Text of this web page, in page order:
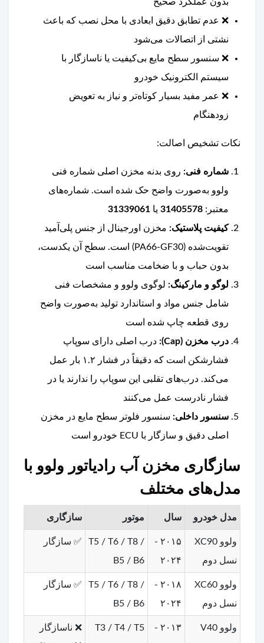
❌ عدم تطابق دقیق ابعادی با محل نصب که باعث
نشتی از اتصالات می‌شود
❌ سنسور سطح مایع بی‌کیفیت یا ناسازگار با
سیستم الکترونیک خودرو
❌ عمر مفید بسیار کوتاه‌تر و نیاز به تعویض
زودهنگام
نکات تشخیص اصالت:
شماره فنی: روی بدنه مخزن اصلی شماره فنی
ولوو به‌صورت واضح حک شده است. شماره‌های
معتبر: 31405578 یا 31339061
کیفیت پلاستیک: مخزن اورجینال از جنس پلی‌آمید
تقویت‌شده (PA66-GF30) است. سطح آن یکدست،
بدون حباب و با ضخامت مناسب است
لوگو و مارکینگ: لوگوی ولوو و مشخصات فنی
شامل جنس مواد و استاندارد تولید به‌صورت واضح
روی قطعه چاپ شده است
درب مخزن (Cap):
درب اصلی دارای سوپاپ
فشارشکن است که دقیقاً در فشار ۱.۲ بار عمل
می‌کند. درب‌های تقلبی این سوپاپ را ندارند یا در
فشار نادرست عمل می‌کنند
سنسور داخلی: سنسور فلوتر سطح مایع در مخزن
اصلی دقیق و سازگار با ECU خودرو است
سازگاری مخزن آب رادیاتور ولوو با
مدل‌های مختلف
مدل خودرو سال موتور سازگاری
ولوو XC90
نسل دوم
۲۰۱۵ -
۲۰۲۴
T5 / T6 / T8 /
B5 / B6
✅ سازگار
ولوو XC60
نسل دوم
۲۰۱۸ -
۲۰۲۴
T5 / T6 / T8 /
B5 / B6
✅ سازگار
ولوو V40
۲۰۱۳ -
T3 / T4 / T5
❌ ناسازگار